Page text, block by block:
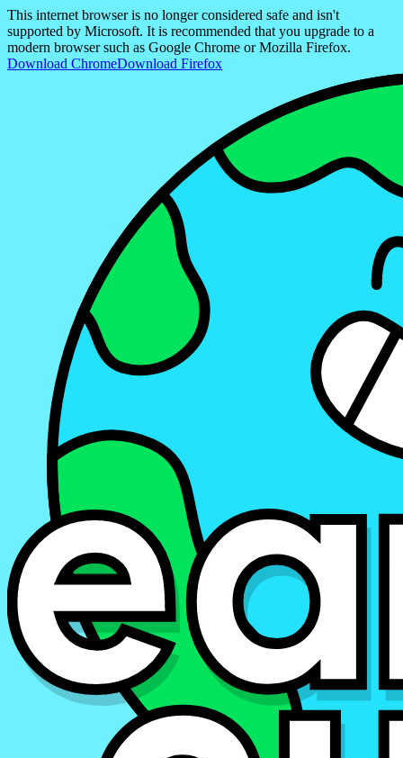
This internet browser is no longer considered safe and isn't
supported by Microsoft. It is recommended that you upgrade to a
modern browser such as Google Chrome or Mozilla Firefox.
Download ChromeDownload Firefox